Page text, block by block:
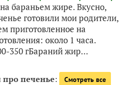
бараньем жире. Вкусно,
готовили мои родители,
приготовленное на
около 1 часа.
350 гБараний жир...
про печенье: Смотреть все